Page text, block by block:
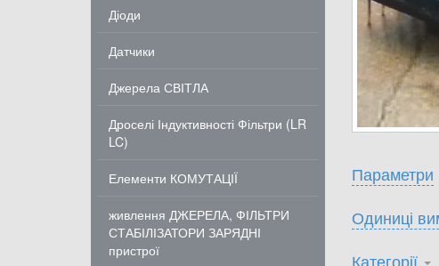
Діоди
Датчики
Джерела СВІТЛА
Дроселі Індуктивності Фільтри (LR
LC)
Елементи КОМУТАЦІЇ
живлення ДЖЕРЕЛА, ФІЛЬТРИ
СТАБІЛІЗАТОРИ ЗАРЯДНІ
пристрої
Параметри
Одиниці
Категорії